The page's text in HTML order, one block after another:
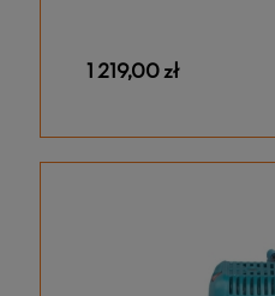
1 219,00 zł